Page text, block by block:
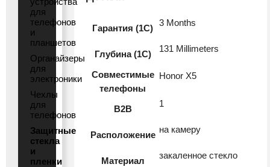
для
телефонов
и
планшетов
Органайзеры
для
электроники
Чехлы
для
телефонов
Защитные
стекла
и
пленки
Honor
прозрачный
Гарантия (1С)
3 Months
Глубина (1С)
131 Millimeters
Совместимые
телефоны
Honor X5
B2B
1
Расположение
на камеру
Материал
закаленное стекло